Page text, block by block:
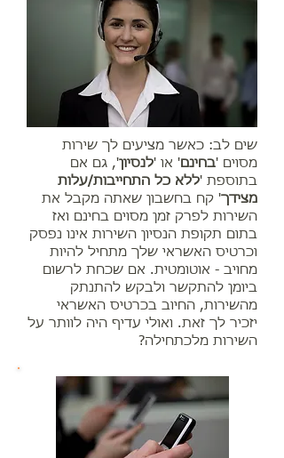
שים לב: כאשר מציעים לך שירות
מסוים 'בחינם' או 'לנסיון', גם אם
בתוספת 'ללא כל התחייבות/עלות
מצידך' קח בחשבון שאתה מקבל את
השירות לפרק זמן מסוים בחינם ואז
בתום תקופת הנסיון השירות אינו נפסק
וכרטיס האשראי שלך מתחיל להיות
מחויב - אוטומטית. אם שכחת לרשום
ביומן להתקשר ולבקש להתנתק
מהשירות, החיוב בכרטיס האשראי
יזכיר לך זאת. ואולי עדיף היה לוותר על
השירות מלכתחילה?